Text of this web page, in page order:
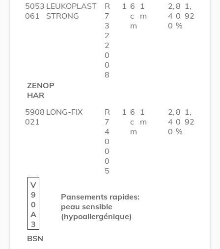
5053
061
LEUKOPLAST
STRONG
R
7
3
2
2
0
0
8
1 6
c
m
1
m
2,
4
0
8
0
%
1,
92
ZENOP
HAR
5908
021
LONG-FIX
R
7
4
0
0
0
5
1 6
c
m
1
m
2,
4
0
8
0
%
1,
92
V
9
0
A
3
Pansements rapides:
peau sensible
(hypoallergénique)
BSN